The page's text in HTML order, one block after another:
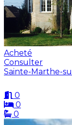
Acheté
Consulter
Sainte-Marthe-
0
0
0